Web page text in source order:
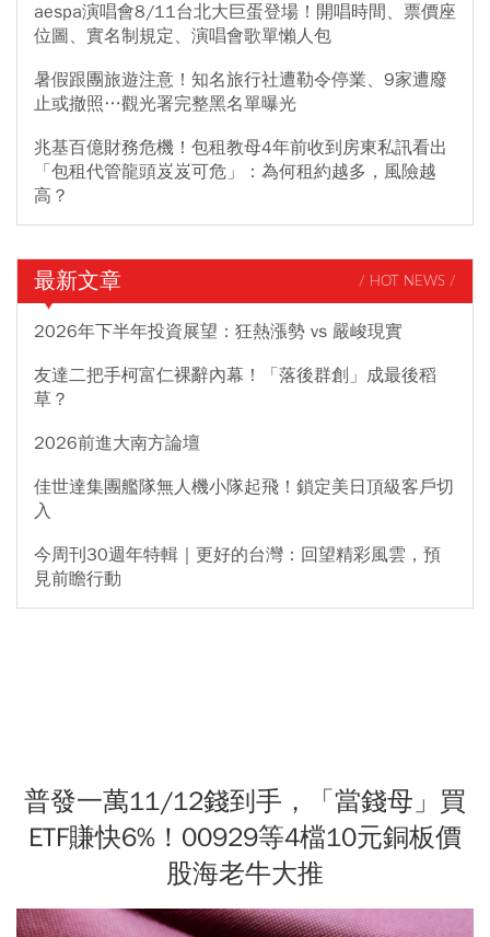
aespa演唱會8/11台北大巨蛋登場！開唱時間、票價座
位圖、實名制規定、演唱會歌單懶人包
暑假跟團旅遊注意！知名旅行社遭勒令停業、9家遭廢
止或撤照…觀光署完整黑名單曝光
兆基百億財務危機！包租教母4年前收到房東私訊看出
「包租代管龍頭岌岌可危」：為何租約越多，風險越
高？
最新文章 / HOT NEWS /
2026年下半年投資展望：狂熱漲勢 vs 嚴峻現實
友達二把手柯富仁裸辭內幕！「落後群創」成最後稻
草？
2026前進大南方論壇
佳世達集團艦隊無人機小隊起飛！鎖定美日頂級客戶切
入
今周刊30週年特輯｜更好的台灣：回望精彩風雲，預
見前瞻行動
普發一萬11/12錢到手，「當錢母」買
ETF賺快6%！00929等4檔10元銅板價
股海老牛大推